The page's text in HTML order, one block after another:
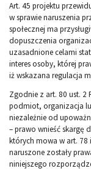
Art. 45 projektu
w sprawie naruszenia
społecznej ma
dopuszczenia
uzasadnione celami
interes osoby, której
iż wskazana regulacja
Zgodnie z art. 80 ust. 2
podmiot, organizacja
niezależnie od
– prawo wnieść skargę
których mowa w art. 78
naruszone zostały
niniejszego